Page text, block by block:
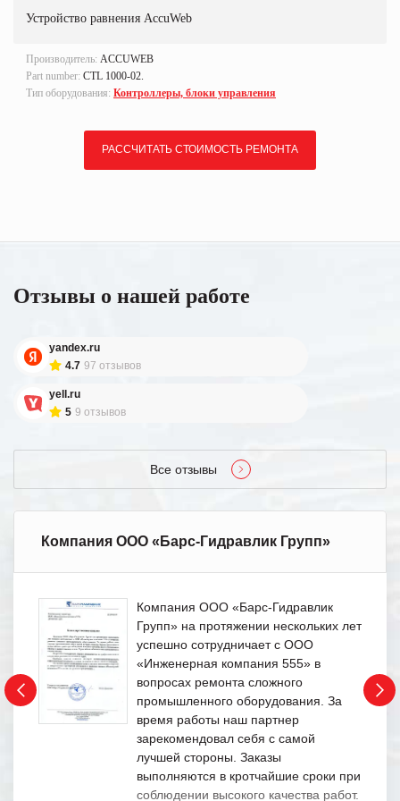
Устройство равнения AccuWeb
Производитель: ACCUWEB
Part number: CTL 1000-02.
Тип оборудования: Контроллеры, блоки управления
РАССЧИТАТЬ СТОИМОСТЬ РЕМОНТА
Отзывы о нашей работе
yandex.ru
4.7 97 отзывов
yell.ru
5 9 отзывов
Все отзывы
Компания ООО «Барс-Гидравлик Групп»
Компания ООО «Барс-Гидравлик
Групп» на протяжении нескольких лет
успешно сотрудничает с ООО
«Инженерная компания 555» в
вопросах ремонта сложного
промышленного оборудования. За
время работы наш партнер
зарекомендовал себя с самой
лучшей стороны. Заказы
выполняются в кротчайшие сроки при
соблюдении высокого качества работ.